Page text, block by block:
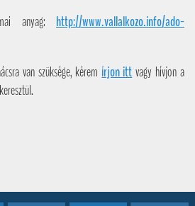
anyag: http://www.vallalkozo.info/ado-
van szüksége, kérem írjon ittvagy hívjon a